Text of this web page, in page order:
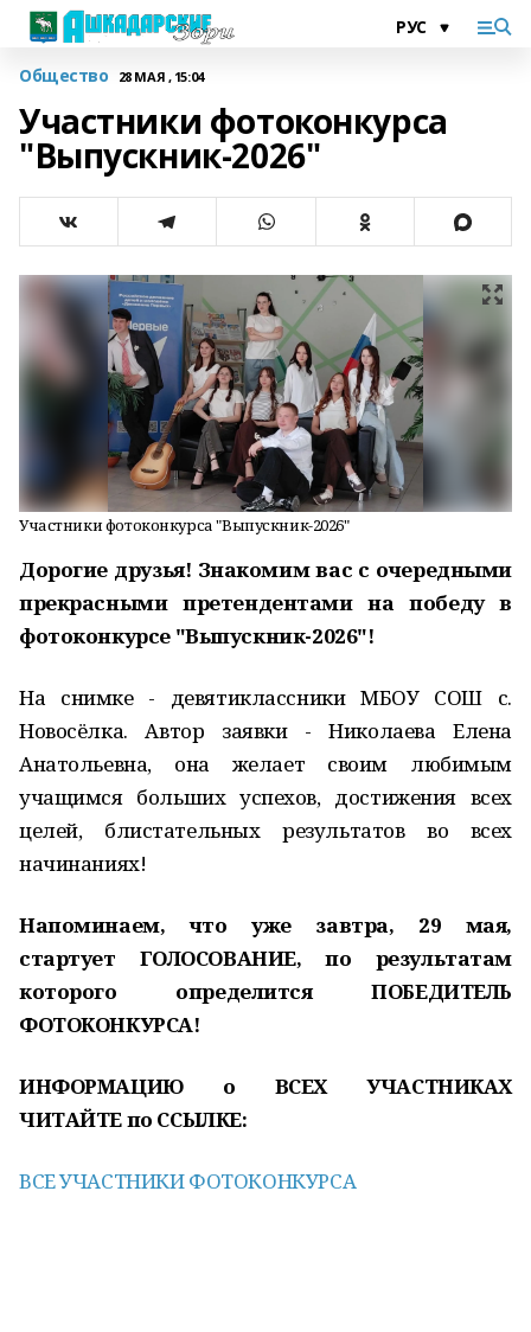
Общество 28 МАЯ , 15:04
Участники фотоконкурса
"Выпускник-2026"
Участники фотоконкурса "Выпускник-2026"
Дорогие друзья! Знакомим вас с очередными
прекрасными претендентами на победу в
фотоконкурсе "Выпускник-2026"!
На снимке - девятиклассники МБОУ СОШ с.
Новосёлка. Автор заявки - Николаева Елена
Анатольевна, она желает своим любимым
учащимся больших успехов, достижения всех
целей, блистательных результатов во всех
начинаниях!
Напоминаем, что уже завтра, 29 мая,
стартует ГОЛОСОВАНИЕ, по результатам
которого определится ПОБЕДИТЕЛЬ
ФОТОКОНКУРСА!
ИНФОРМАЦИЮ о ВСЕХ УЧАСТНИКАХ
ЧИТАЙТЕ по ССЫЛКЕ:
ВСЕ УЧАСТНИКИ ФОТОКОНКУРСА